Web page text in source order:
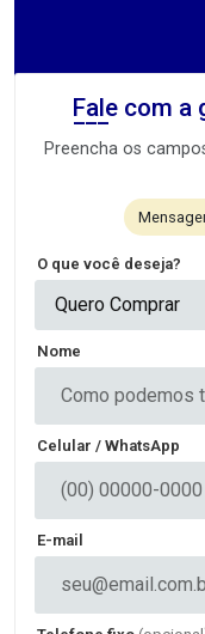
Fale com a
Preencha os
O que você deseja?
Quero Comprar
Nome
Celular / WhatsApp
E-mail